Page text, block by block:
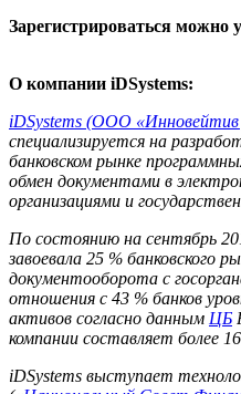
Зарегистрироваться можно
О компании iDSystems:
iDSystems (ООО
специализируется на
банковском рынке
обмен документами в
организациями и
По состоянию на сентябрь
завоевала 25 % банковского
документооборота с
отношения с 43 % банков
активов согласно данным ЦБ
компании составляет более
iDSystems выступает